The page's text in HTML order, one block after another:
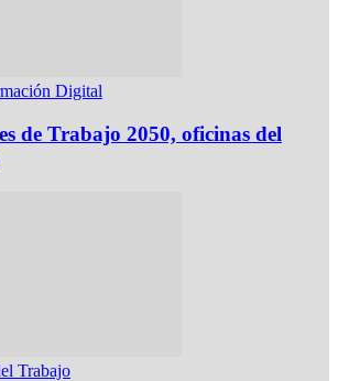
Digital
de Trabajo 2050, oficinas del
Trabajo